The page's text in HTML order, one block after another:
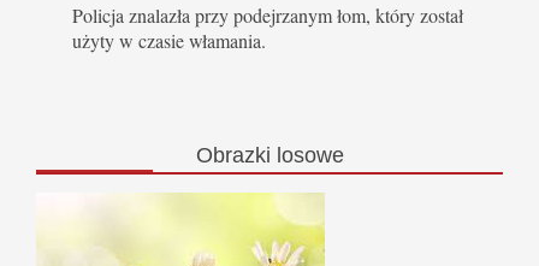
Policja znalazła przy podejrzanym łom, który został
użyty w czasie włamania.
Obrazki losowe